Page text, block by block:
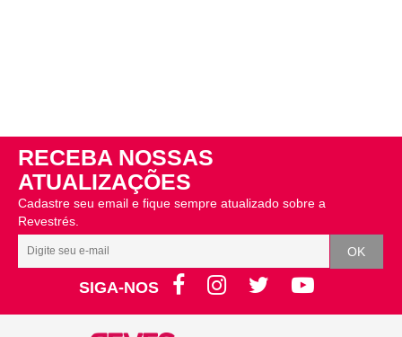
RECEBA NOSSAS
ATUALIZAÇÕES
Cadastre seu email e fique sempre atualizado sobre a
Revestrés.
SIGA-NOS